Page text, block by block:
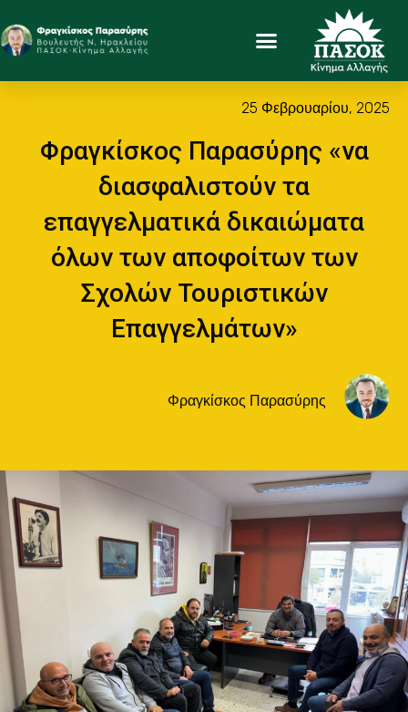
25 Φεβρουαρίου, 2025
Φραγκίσκος Παρασύρης «να
διασφαλιστούν τα
επαγγελματικά δικαιώματα
όλων των αποφοίτων των
Σχολών Τουριστικών
Επαγγελμάτων»
Φραγκίσκος Παρασύρης